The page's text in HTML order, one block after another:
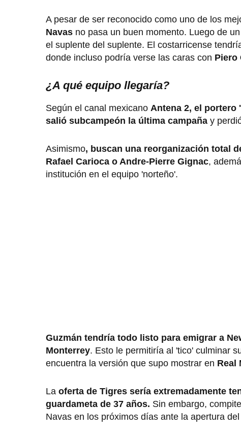
A pesar de ser reconocido como uno de los
Navas no pasa un buen momento. Luego de
el suplente del suplente. El costarricense
donde incluso podría verse las caras con Piero
¿A qué equipo llegaría?
Según el canal mexicano Antena 2, el portero
salió subcampeón la última campaña y
Asimismo, buscan una reorganización total
Rafael Carioca o Andre-Pierre Gignac,
institución en el equipo 'norteño'.
Guzmán tendría todo listo para emigrar a
Monterrey. Esto le permitiría al 'tico' culminar
encuentra la versión que supo mostrar en Real
La oferta de Tigres sería extremadamente
guardameta de 37 años. Sin embargo,
Navas en los próximos días ante la apertura